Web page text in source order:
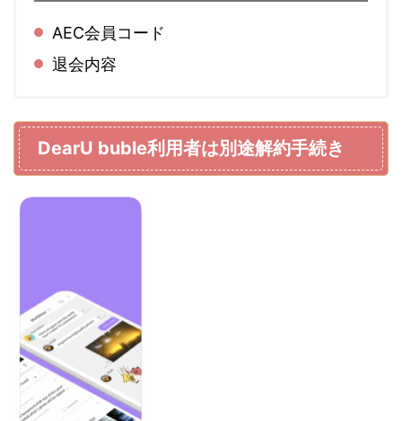
AEC会員コード
退会内容
DearU buble利用者は別途解約手続き